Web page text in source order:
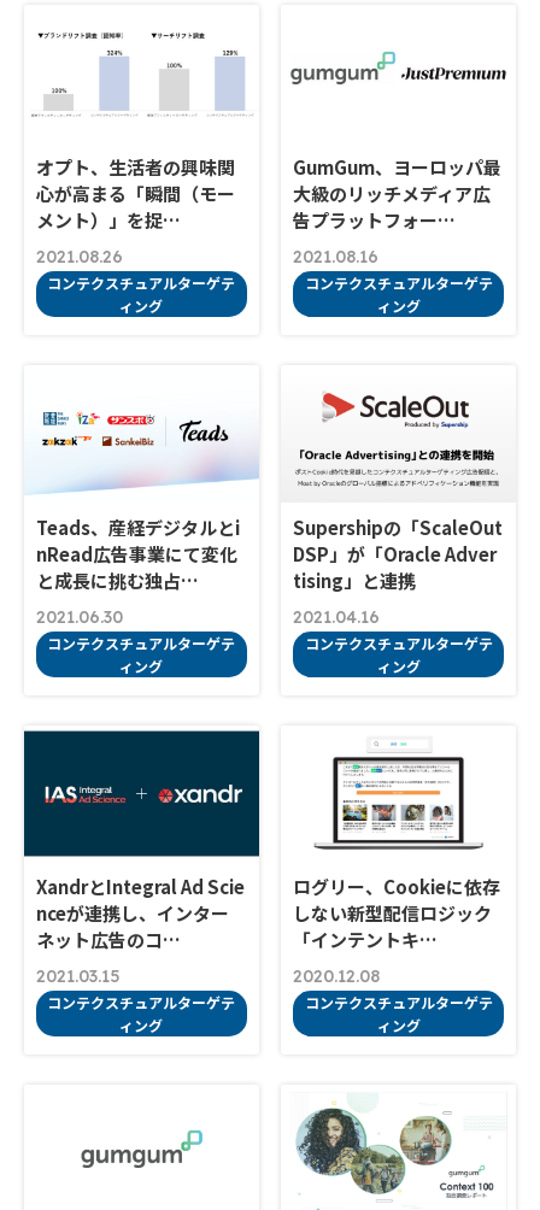
オプト、生活者の興味関
心が高まる「瞬間（モー
メント）」を捉…
2021.08.26
コンテクスチュアルターゲテ
ィング
GumGum、ヨーロッパ最
大級のリッチメディア広
告プラットフォー…
2021.08.16
コンテクスチュアルターゲテ
ィング
Teads、産経デジタルとi
nRead広告事業にて変化
と成長に挑む独占…
2021.06.30
コンテクスチュアルターゲテ
ィング
Supershipの「ScaleOut
DSP」が「Oracle Adver
tising」と連携
2021.04.16
コンテクスチュアルターゲテ
ィング
XandrとIntegral Ad Scie
nceが連携し、インター
ネット広告のコ…
2021.03.15
コンテクスチュアルターゲテ
ィング
ログリー、Cookieに依存
しない新型配信ロジック
「インテントキ…
2020.12.08
コンテクスチュアルターゲテ
ィング